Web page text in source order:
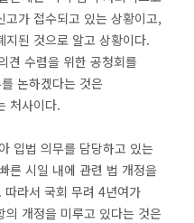
가 접수되고 있는 상황이고,
지된 것으로 알고 상황이다.
견 수렴을 위한 공청회를
논하겠다는 것은
처사이다.
입법 의무를 담당하고 있는
른 시일 내에 관련 법 개정을
라서 국회 무려 4년여가
개정을 미루고 있다는 것은